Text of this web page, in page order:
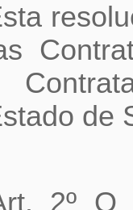
de
2º O